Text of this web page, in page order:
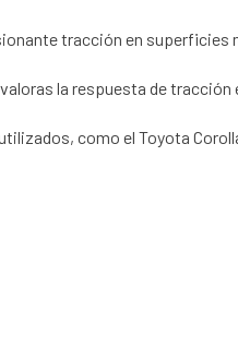
tracción en superficies
la respuesta de
como el Toyota